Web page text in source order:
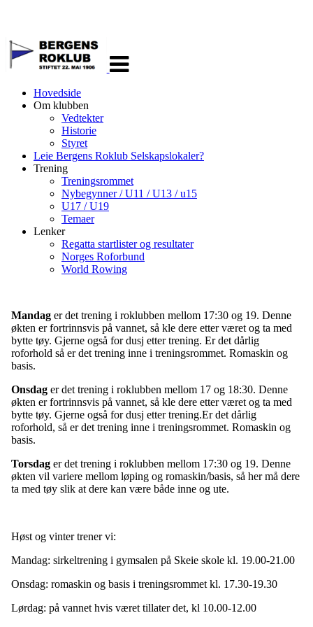
navigasjon
Hovedside
Om klubben
Vedtekter
Historie
Styret
Leie Bergens Roklub Selskapslokaler?
Trening
Treningsrommet
Nybegynner / U11 / U13 / u15
U17 / U19
Temaer
Lenker
Regatta startlister og resultater
Norges Roforbund
World Rowing
Mandag er det trening i roklubben mellom 17:30 og 19. Denne
økten er fortrinnsvis på vannet, så kle dere etter været og ta med
bytte tøy. Gjerne også for dusj etter trening. Er det dårlig
roforhold så er det trening inne i treningsrommet. Romaskin og
basis.
Onsdag er det trening i roklubben mellom 17 og 18:30. Denne
økten er fortrinnsvis på vannet, så kle dere etter været og ta med
bytte tøy. Gjerne også for dusj etter trening.Er det dårlig
roforhold, så er det trening inne i treningsrommet. Romaskin og
basis.
Torsdag er det trening i roklubben mellom 17:30 og 19. Denne
økten vil variere mellom løping og romaskin/basis, så her må dere
ta med tøy slik at dere kan være både inne og ute.
Høst og vinter trener vi:
Mandag: sirkeltrening i gymsalen på Skeie skole kl. 19.00-21.00
Onsdag: romaskin og basis i treningsrommet kl. 17.30-19.30
Lørdag: på vannet hvis været tillater det, kl 10.00-12.00